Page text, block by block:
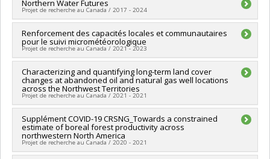
Lead researcher :Oliver Sonnentag
Funding sources: SPIIE/Secrétariat des programmes
interorganismes à l’intention des établissements
Grant programs:PVX50399-Chaires de recherche du Canada
Northern Water Futures
Projet de recherche au Canada / 2017 - 2024
Lead researcher : Jennifer Baltzer,William Quinton
Co-researchers :Oliver Sonnentag
Funding sources:
Grant programs:PVXXXXXX-Fonds d'excellence en recherche
Apogée Canada
Renforcement des capacités locales et communautaires
pour le suivi micrométéorologique
Projet de recherche au Canada / 2021 - 2023
Co-researchers :Oliver Sonnentag
Funding sources:Centre des Compétences futures
Grant programs:
Characterizing and quantifying long-term land cover
changes at abandoned oil and natural gas well locations
across the Northwest Territories
Projet de recherche au Canada / 2021 - 2021
Funding sources:Gouvernement des Territoires du Nord-
Ouest
Grant programs:
Supplément COVID-19 CRSNG_Towards a constrained
estimate of boreal forest productivity across
northwestern North America
Projet de recherche au Canada / 2020 - 2021